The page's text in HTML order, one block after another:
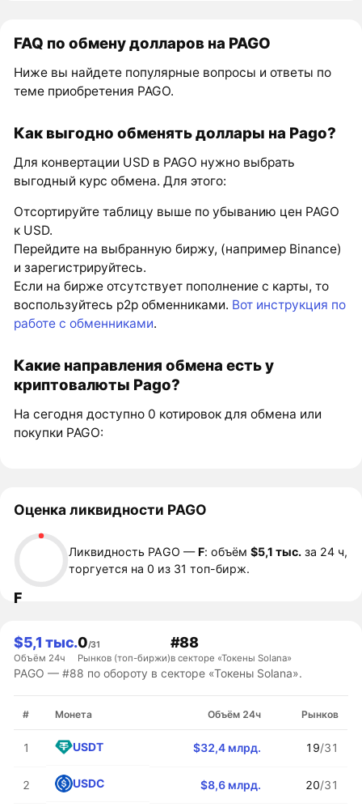
FAQ по обмену долларов на PAGO
Ниже вы найдете популярные вопросы и ответы по
теме приобретения PAGO.
Как выгодно обменять доллары на Pago?
Для конвертации USD в PAGO нужно выбрать
выгодный курс обмена. Для этого:
Отсортируйте таблицу выше по убыванию цен PAGO
к USD.
Перейдите на выбранную биржу, (например Binance)
и зарегистрируйтесь.
Если на бирже отсутствует пополнение с карты, то
воспользуйтесь p2p обменниками. Вот инструкция по
работе с обменниками.
Какие направления обмена есть у
криптовалюты Pago?
На сегодня доступно 0 котировок для обмена или
покупки PAGO:
Оценка ликвидности PAGO
F
Ликвидность PAGO —F: объём$5,1 тыс. за 24 ч,
торгуется на 0 из 31 топ-бирж.
$5,1 тыс.
Объём 24ч
0/31
Рынков (топ-биржи)
#88
в секторе «Токены Solana»
PAGO — #88 по обороту в секторе «Токены Solana».
# Монета Объём 24ч Рынков
1 USDT $32,4 млрд. 19/31
2 USDC $8,6 млрд. 20/31